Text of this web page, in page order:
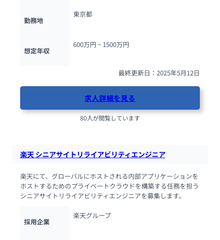
勤務地
東京都
想定年収
600万円 ~ 1500万円
最終更新日：2025年5月12日
求人詳細を見る
80人が閲覧しています
楽天 シニアサイトリライアビリティエンジニア
楽天にて、グローバルにホストされる内部アプリケーションを
ホストするためのプライベートクラウドを構築する任務を担う
シニアサイトリライアビリティエンジニアを募集します。
採用企業
楽天グループ